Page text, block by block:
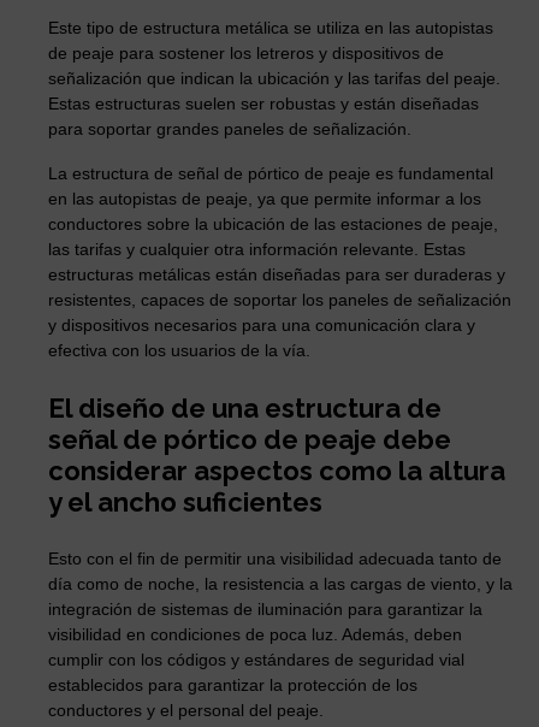
Este tipo de estructura metálica se utiliza en las autopistas
de peaje para sostener los letreros y dispositivos de
señalización que indican la ubicación y las tarifas del peaje.
Estas estructuras suelen ser robustas y están diseñadas
para soportar grandes paneles de señalización.
La estructura de señal de pórtico de peaje es fundamental
en las autopistas de peaje, ya que permite informar a los
conductores sobre la ubicación de las estaciones de peaje,
las tarifas y cualquier otra información relevante. Estas
estructuras metálicas están diseñadas para ser duraderas y
resistentes, capaces de soportar los paneles de señalización
y dispositivos necesarios para una comunicación clara y
efectiva con los usuarios de la vía.
El diseño de una estructura de
señal de pórtico de peaje debe
considerar aspectos como la altura
y el ancho suficientes
Esto con el fin de permitir una visibilidad adecuada tanto de
día como de noche, la resistencia a las cargas de viento, y la
integración de sistemas de iluminación para garantizar la
visibilidad en condiciones de poca luz. Además, deben
cumplir con los códigos y estándares de seguridad vial
establecidos para garantizar la protección de los
conductores y el personal del peaje.